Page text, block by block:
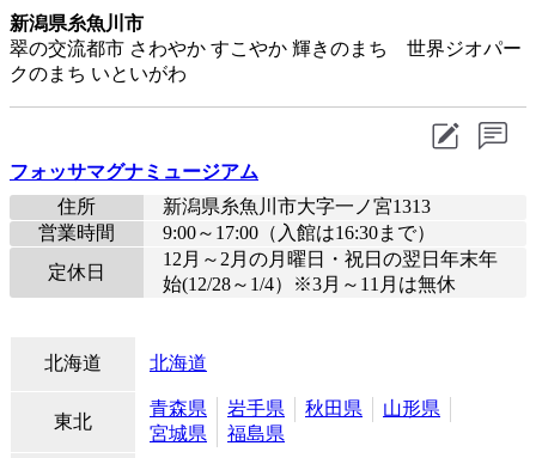
新潟県糸魚川市
翠の交流都市 さわやか すこやか 輝きのまち 世界ジオパー
クのまち いといがわ
フォッサマグナミュージアム
住所
新潟県糸魚川市大字一ノ宮1313
営業時間
9:00～17:00（入館は16:30まで）
定休日
12月～2月の月曜日・祝日の翌日年末年
始(12/28～1/4）※3月～11月は無休
北海道 北海道
東北
青森県 岩手県 秋田県
山形県
宮城県
福島県